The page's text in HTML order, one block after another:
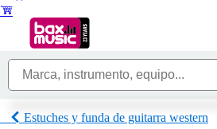
Estuches y funda de guitarra western